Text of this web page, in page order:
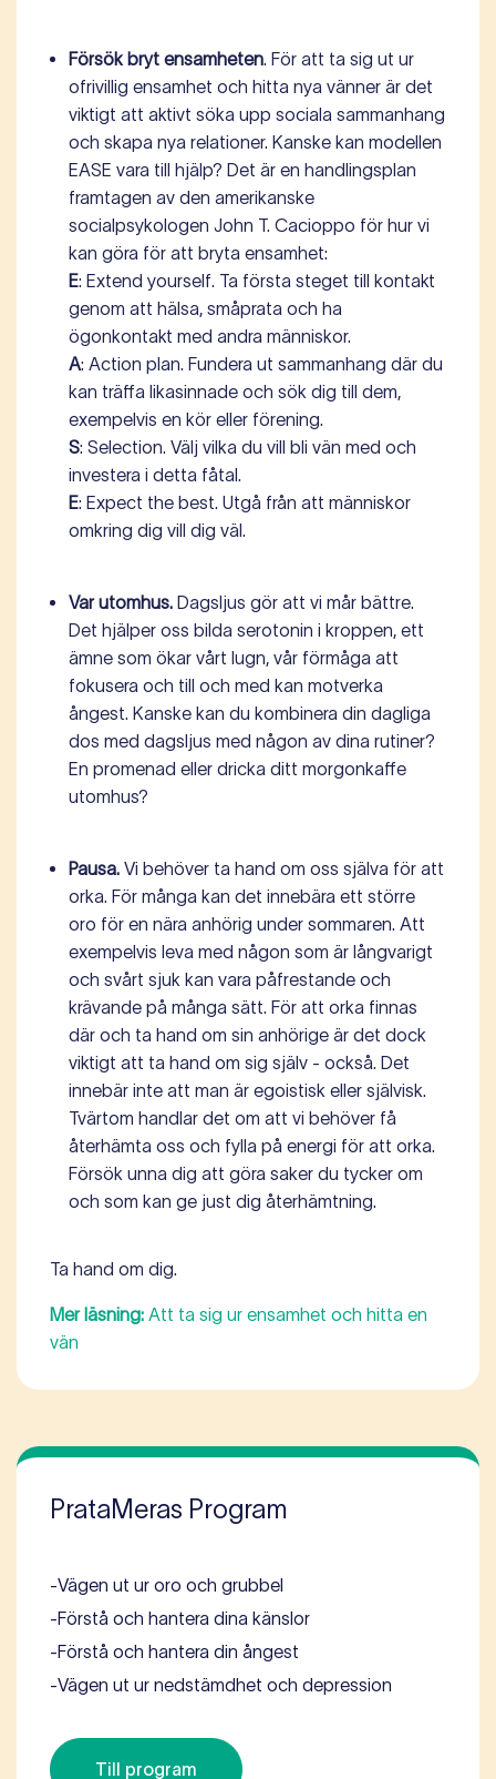
Försök bryt ensamheten. För att ta sig ut ur
ofrivillig ensamhet och hitta nya vänner är det
viktigt att aktivt söka upp sociala sammanhang
och skapa nya relationer. Kanske kan modellen
EASE vara till hjälp? Det är en handlingsplan
framtagen av den amerikanske
socialpsykologen John T. Cacioppo för hur vi
kan göra för att bryta ensamhet:
E: Extend yourself. Ta första steget till kontakt
genom att hälsa, småprata och ha
ögonkontakt med andra människor.
A: Action plan. Fundera ut sammanhang där du
kan träffa likasinnade och sök dig till dem,
exempelvis en kör eller förening.
S: Selection. Välj vilka du vill bli vän med och
investera i detta fåtal.
E: Expect the best. Utgå från att människor
omkring dig vill dig väl.
Var utomhus. Dagsljus gör att vi mår bättre.
Det hjälper oss bilda serotonin i kroppen, ett
ämne som ökar vårt lugn, vår förmåga att
fokusera och till och med kan motverka
ångest. Kanske kan du kombinera din dagliga
dos med dagsljus med någon av dina rutiner?
En promenad eller dricka ditt morgonkaffe
utomhus?
Pausa. Vi behöver ta hand om oss själva för att
orka. För många kan det innebära ett större
oro för en nära anhörig under sommaren. Att
exempelvis leva med någon som är långvarigt
och svårt sjuk kan vara påfrestande och
krävande på många sätt. För att orka finnas
där och ta hand om sin anhörige är det dock
viktigt att ta hand om sig själv - också. Det
innebär inte att man är egoistisk eller självisk.
Tvärtom handlar det om att vi behöver få
återhämta oss och fylla på energi för att orka.
Försök unna dig att göra saker du tycker om
och som kan ge just dig återhämtning.
Ta hand om dig.
Mer läsning: Att ta sig ur ensamhet och hitta en
vän
PrataMeras Program
-Vägen ut ur oro och grubbel
-Förstå och hantera dina känslor
-Förstå och hantera din ångest
-Vägen ut ur nedstämdhet och depression
Till program